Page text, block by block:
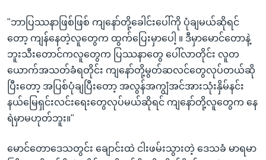
"ဘာပြဿနာဖြစ်ဖြစ် ကျနော်တို့ခေါင်းပေါ်ကို ပုံချမယ်ဆိုရင်
တော့ ကျန်နေတဲ့လူတွေက ထွက်ပြေးမှာပေါ့ ။ ဒီမှာမောင်တောနဲ့
ဘူးသီးတောင်ကလူတွေက ပြဿနာတွေ ပေါ်လာတိုင်း လူတ
ယောက်အသတ်ခံရတိုင်း ကျနော်တို့မွတ်ဆလင်တွေလုပ်တယ်ဆို
ပြီးတော့ အပြစ်ပုံချပြီးတော့ အလွန်အကျွံအင်အားသုံးနှိမ်နင်း
နယ်မြေရှင်းလင်းရေးတွေလုပ်မယ်ဆိုရင် ကျနော်တို့လူတွေက နေ
ရဲမှာမဟုတ်ဘူး။"
မောင်တောဒေသတွင်း ချောင်းထဲ ငါးဖမ်းသွားတဲ့ ဒေသခံ မာရမာ